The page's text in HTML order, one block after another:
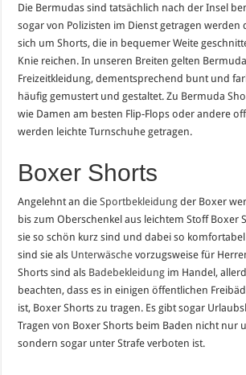
Die Bermudas sind tatsächlich nach der Insel
sogar von Polizisten im Dienst getragen werden
sich um Shorts, die in bequemer Weite
Knie reichen. In unseren Breiten gelten
Freizeitkleidung, dementsprechend bunt und
häufig gemustert und gestaltet. Zu Bermuda
wie Damen am besten Flip-Flops oder andere
werden leichte Turnschuhe getragen.
Boxer Shorts
Angelehnt an dieSportbekleidung der Boxer
bis zum Oberschenkel aus leichtem Stoff Boxer
sie so schön kurz sind und dabei so
sind sie als Unterwäsche vorzugsweise für
Shorts sind als Badebekleidung im Handel,
beachten, dass es in einigen öffentlichen
ist, Boxer Shorts zu tragen. Es gibt sogar
Tragen von Boxer Shorts beim Baden nicht nur
sondern sogar unter Strafe verboten ist.